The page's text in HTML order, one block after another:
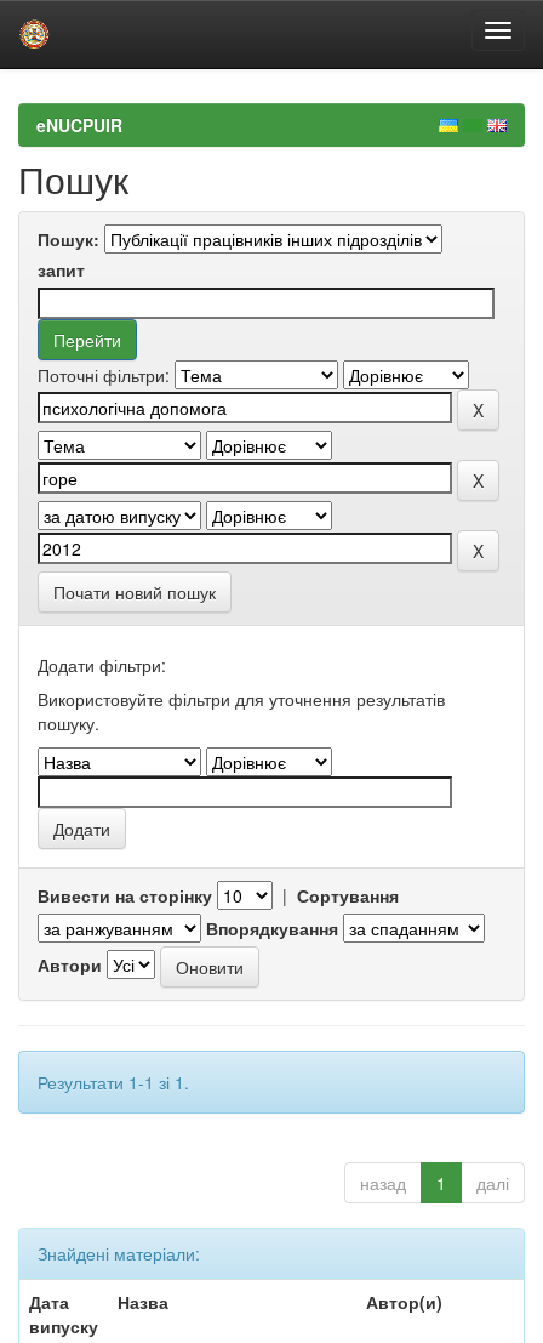
navigationeNUCPUIR
Пошук
Пошук:
запит
Поточні фільтри:
Почати новий пошук
Додати фільтри:
Використовуйте фільтри для уточнення результатів
пошуку.
Вивести на сторінку | Сортування
Впорядкування
Автори
Результати 1-1 зі 1.
назад 1 далі
Знайдені матеріали:
Дата
випуску
Назва Автор(и)